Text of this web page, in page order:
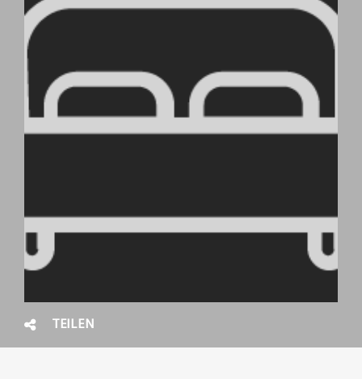
TEILEN